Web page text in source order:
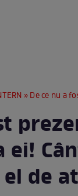
» De ce nu a fost prezent
ei!
de